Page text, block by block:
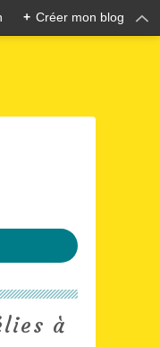
+ Créer mon blog
à